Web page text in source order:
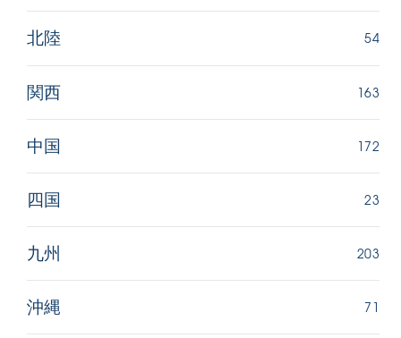
北陸 54
関西 163
中国 172
四国 23
九州 203
沖縄 71